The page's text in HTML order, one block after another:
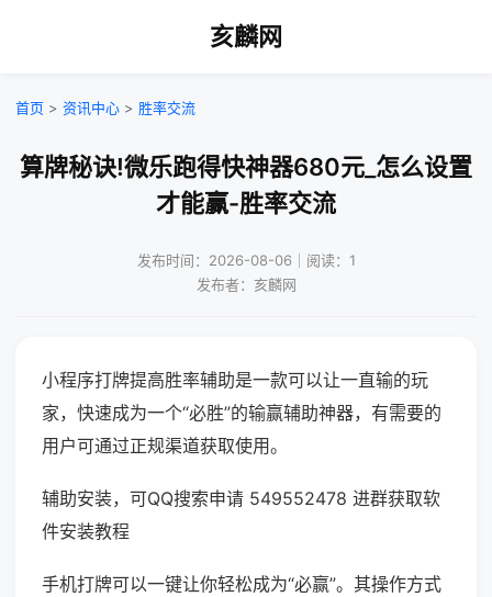
亥麟网
首页 > 资讯中心 > 胜率交流
算牌秘诀!微乐跑得快神器680元_怎么设置
才能赢-胜率交流
发布时间：2026-08-06｜阅读：1
发布者：亥麟网
小程序打牌提高胜率辅助是一款可以让一直输的玩
家，快速成为一个“必胜”的输赢辅助神器，有需要的
用户可通过正规渠道获取使用。
辅助安装，可QQ搜索申请 549552478 进群获取软
件安装教程
手机打牌可以一键让你轻松成为“必赢”。其操作方式